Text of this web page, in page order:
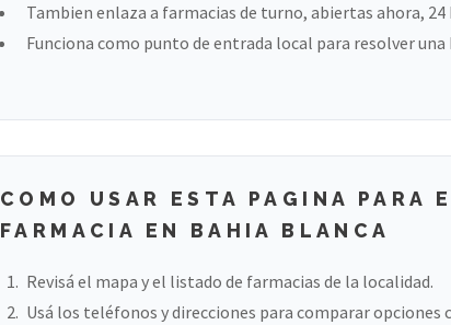
Tambien enlaza a farmacias de turno, abiertas ahora, 24
Funciona como punto de entrada local para resolver una
COMO USAR ESTA PAGINA PARA
FARMACIA EN BAHIA BLANCA
Revisá el mapa y el listado de farmacias de la localidad.
Usá los teléfonos y direcciones para comparar opciones